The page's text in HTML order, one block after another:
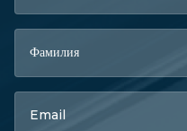
Фамилия
Email